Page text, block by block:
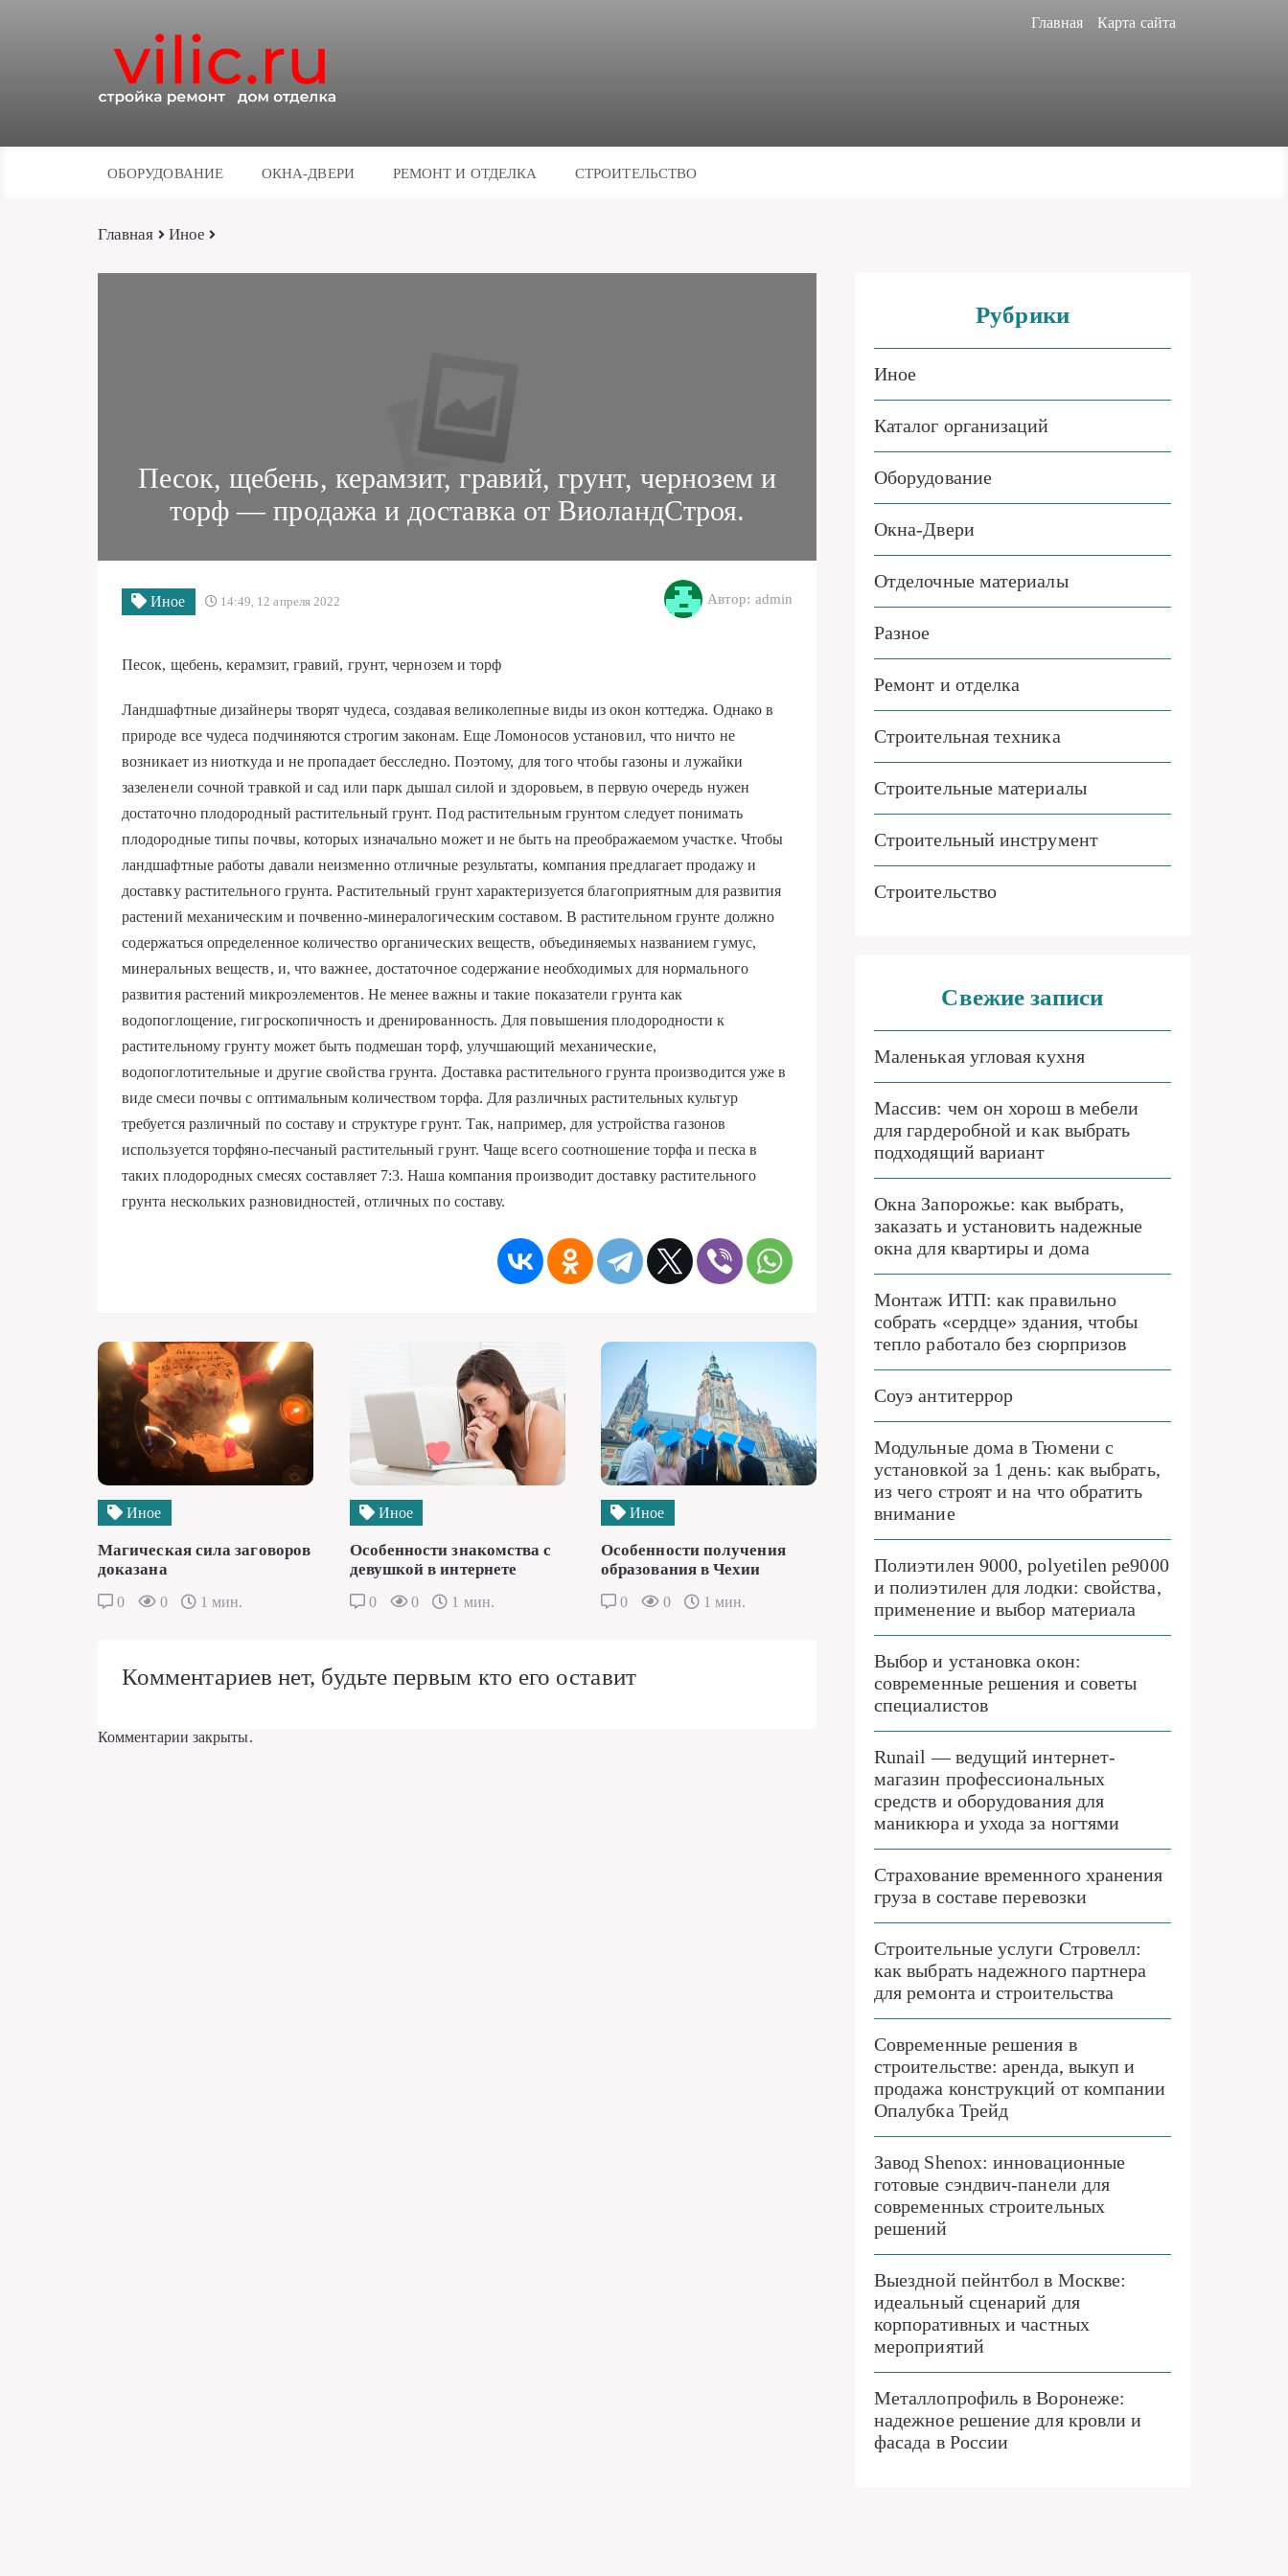
Главная Карта сайта
ОБОРУДОВАНИЕ ОКНА-ДВЕРИ РЕМОНТ И ОТДЕЛКА СТРОИТЕЛЬСТВО
Главная Иное
Песок, щебень, керамзит, гравий, грунт, чернозем и
торф — продажа и доставка от ВиоландСтроя.
Иное 14:49, 12 апреля 2022 Автор: admin
Песок, щебень, керамзит, гравий, грунт, чернозем и торф
Ландшафтные дизайнеры творят чудеса, создавая великолепные виды из окон коттеджа. Однако в
природе все чудеса подчиняются строгим законам. Еще Ломоносов установил, что ничто не
возникает из ниоткуда и не пропадает бесследно. Поэтому, для того чтобы газоны и лужайки
зазеленели сочной травкой и сад или парк дышал силой и здоровьем, в первую очередь нужен
достаточно плодородный растительный грунт. Под растительным грунтом следует понимать
плодородные типы почвы, которых изначально может и не быть на преображаемом участке. Чтобы
ландшафтные работы давали неизменно отличные результаты, компания предлагает продажу и
доставку растительного грунта. Растительный грунт характеризуется благоприятным для развития
растений механическим и почвенно-минералогическим составом. В растительном грунте должно
содержаться определенное количество органических веществ, объединяемых названием гумус,
минеральных веществ, и, что важнее, достаточное содержание необходимых для нормального
развития растений микроэлементов. Не менее важны и такие показатели грунта как
водопоглощение, гигроскопичность и дренированность. Для повышения плодородности к
растительному грунту может быть подмешан торф, улучшающий механические,
водопоглотительные и другие свойства грунта. Доставка растительного грунта производится уже в
виде смеси почвы с оптимальным количеством торфа. Для различных растительных культур
требуется различный по составу и структуре грунт. Так, например, для устройства газонов
используется торфяно-песчаный растительный грунт. Чаще всего соотношение торфа и песка в
таких плодородных смесях составляет 7:3. Наша компания производит доставку растительного
грунта нескольких разновидностей, отличных по составу.
Иное
Магическая сила заговоров
доказана
0 0 1 мин.
Иное
Особенности знакомства с
девушкой в интернете
0 0 1 мин.
Иное
Особенности получения
образования в Чехии
0 0 1 мин.
Комментариев нет, будьте первым кто его оставит
Комментарии закрыты.
Рубрики
Иное
Каталог организаций
Оборудование
Окна-Двери
Отделочные материалы
Разное
Ремонт и отделка
Строительная техника
Строительные материалы
Строительный инструмент
Строительство
Свежие записи
Маленькая угловая кухня
Массив: чем он хорош в мебели
для гардеробной и как выбрать
подходящий вариант
Окна Запорожье: как выбрать,
заказать и установить надежные
окна для квартиры и дома
Монтаж ИТП: как правильно
собрать «сердце» здания, чтобы
тепло работало без сюрпризов
Соуэ антитеррор
Модульные дома в Тюмени с
установкой за 1 день: как выбрать,
из чего строят и на что обратить
внимание
Полиэтилен 9000, polyetilen pe9000
и полиэтилен для лодки: свойства,
применение и выбор материала
Выбор и установка окон:
современные решения и советы
специалистов
Runail — ведущий интернет-
магазин профессиональных
средств и оборудования для
маникюра и ухода за ногтями
Страхование временного хранения
груза в составе перевозки
Строительные услуги Стровелл:
как выбрать надежного партнера
для ремонта и строительства
Современные решения в
строительстве: аренда, выкуп и
продажа конструкций от компании
Опалубка Трейд
Завод Shenox: инновационные
готовые сэндвич-панели для
современных строительных
решений
Выездной пейнтбол в Москве:
идеальный сценарий для
корпоративных и частных
мероприятий
Металлопрофиль в Воронеже:
надежное решение для кровли и
фасада в России